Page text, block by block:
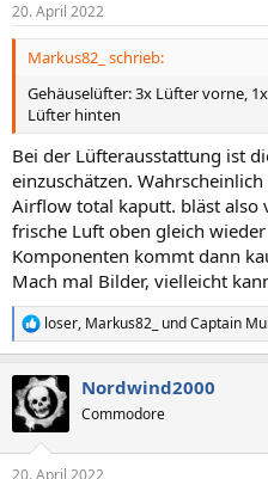
e
n
20. April 2022
Markus82_ schrieb:
Gehäuselüfter: 3x Lüfter vorne,
Lüfter hinten
Bei der Lüfterausstattung ist
einzuschätzen.
Airflow total kaputt. bläst also
frische Luft oben gleich
Komponenten kommt dann
Mach mal Bilder, vielleicht
R
e
k
t
i
loser, Markus82_ undCaptain
Nordwind2000
Commodore
20. April 2022